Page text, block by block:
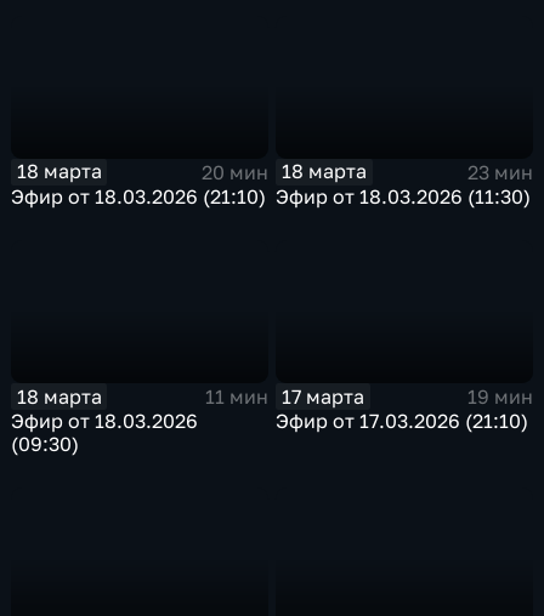
18 марта
20 мин
Эфир от 18.03.2026 (21:10)
18 марта
23 мин
Эфир от 18.03.2026 (11:30)
18 марта
11 мин
Эфир от 18.03.2026
(09:30)
17 марта
19 мин
Эфир от 17.03.2026 (21:10)